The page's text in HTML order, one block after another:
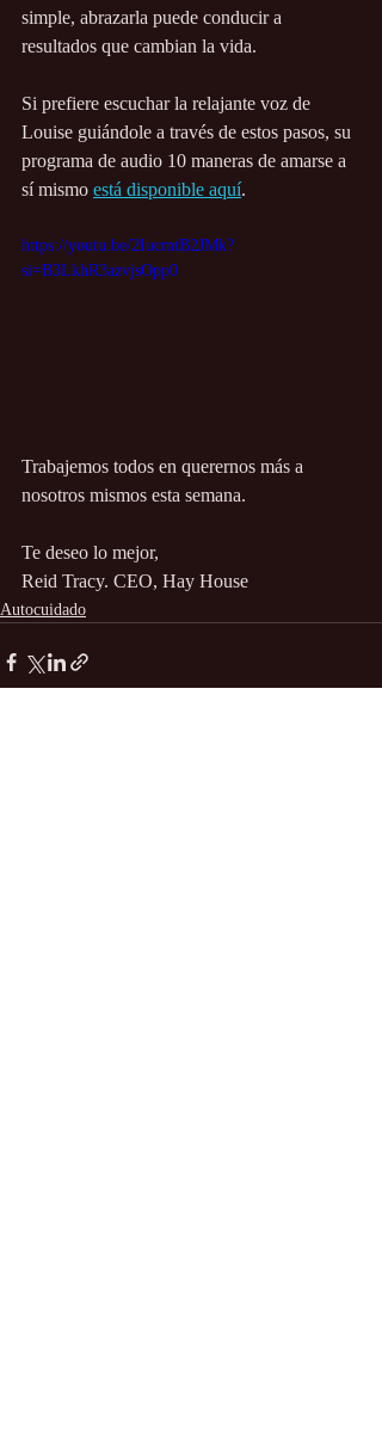
simple, abrazarla puede conducir a
resultados que cambian la vida.
Si prefiere escuchar la relajante voz de
Louise guiándole a través de estos pasos, su
programa de audio 10 maneras de amarse a
sí mismo está disponible aquí.
https://youtu.be/2IucmtB2JMk?
si=B3LkhR3azvjsOpp0
Trabajemos todos en querernos más a
nosotros mismos esta semana.
Te deseo lo mejor,
Reid Tracy. CEO, Hay House
Autocuidado